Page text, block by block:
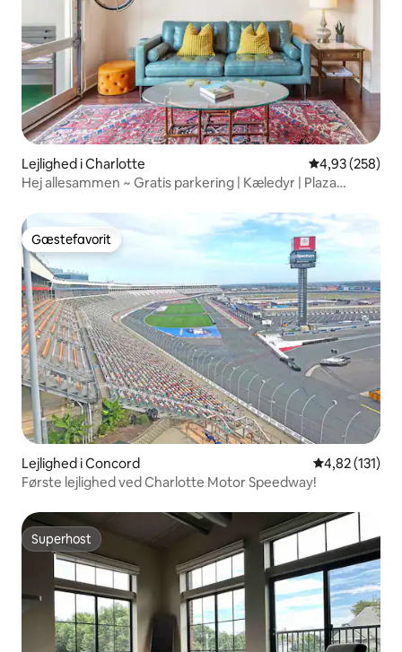
Lejlighed i Charlotte 4,93 ud af 5 i
4,93 (258)
Hej allesammen ~ Gratis parkering | Kæledyr | Plaza
Gæstefavorit
Gæstefavorit
Lejlighed i Concord 4,82 ud af 5 i
4,82 (131)
Første lejlighed ved Charlotte Motor Speedway!
Superhost
Superhost